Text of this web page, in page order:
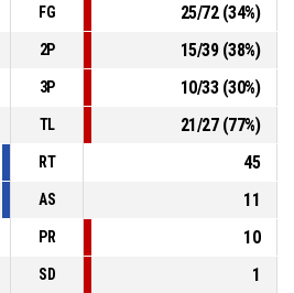
OT2 00:08
sbagliato
OT2
00:11
FG 25/72(34%)
2P 15/39(38%)
3P 10/33(30%)
TL 21/27(77%)
RT
45
AS
11
PR
10
SD
1